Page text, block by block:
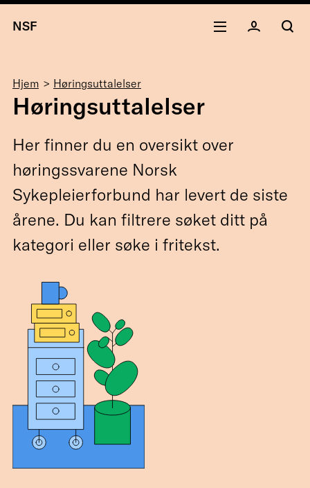
NSF
Navigasjonssti
Hjem Høringsuttalelser
Høringsuttalelser
Her finner du en oversikt over
høringssvarene Norsk
Sykepleierforbund har levert de siste
årene. Du kan filtrere søket ditt på
kategori eller søke i fritekst.